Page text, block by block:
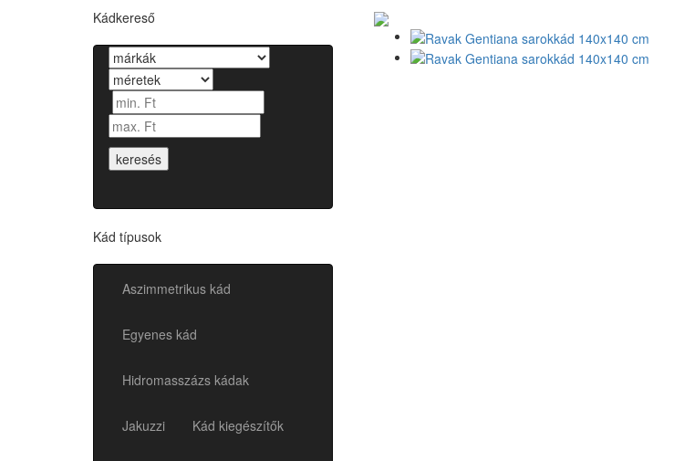
Kádkereső
keresés
Kád típusok
Aszimmetrikus kád
Egyenes kád
Hidromasszázs kádak
Jakuzzi Kád kiegészítők